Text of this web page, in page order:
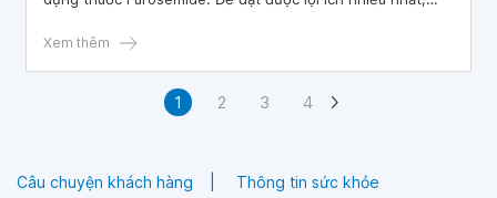
tác dụng gì, và những điều cần lưu ý.
Xem thêm
1 2 3 4
Câu chuyện khách hàng Thông tin sức khỏe